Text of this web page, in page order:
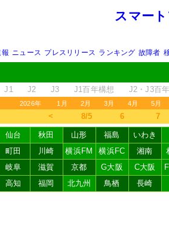
スマー
ニュース プレスリリース ランキング 故障者
J1 J2 J3 J1百年構想 J2・J3百
2026年 1月 2月 3月 4月 5月
＜ 8/5 6 7
仙台 秋田 山形 福島
いわき
町田 川崎 横浜FM 横浜FC 湘南
岐阜 滋賀 京都 G大阪 C大阪
高知 福岡 北九州 鳥栖 長崎